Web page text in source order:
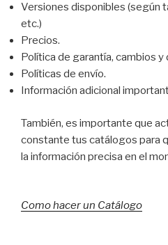
Versiones disponibles (según
etc.)
Precios.
Política de garantía, cambios y
Políticas de envío.
Información adicional
También, es importante que
constante tus catálogos para
la información precisa en el
Como hacer un Catálogo